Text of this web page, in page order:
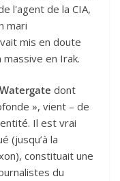
l'agent de la CIA,
mari
mis en doute
en Irak.
Watergate dont
», vient – de
Il est vrai
(jusqu’à la
constituait une
du